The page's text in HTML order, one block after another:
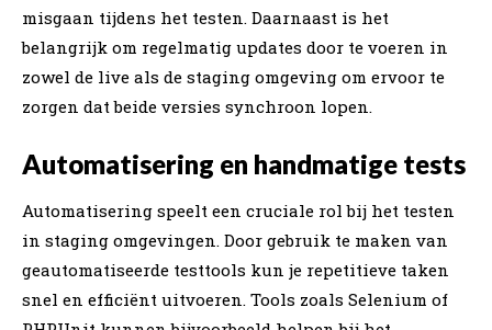
misgaan tijdens het testen. Daarnaast is het
belangrijk om regelmatig updates door te voeren in
zowel de live als de staging omgeving om ervoor te
zorgen dat beide versies synchroon lopen.
Automatisering en handmatige tests
Automatisering speelt een cruciale rol bij het testen
in staging omgevingen. Door gebruik te maken van
geautomatiseerde testtools kun je repetitieve taken
snel en efficiënt uitvoeren. Tools zoals Selenium of